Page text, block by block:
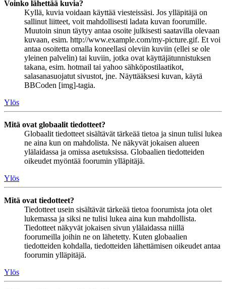
Voinko lähettää kuvia?
Kyllä, kuvia voidaan käyttää viesteissäsi. Jos ylläpitäjä on
sallinut liitteet, voit mahdollisesti ladata kuvan foorumille.
Muutoin sinun täytyy antaa osoite julkisesti saatavilla olevaan
kuvaan, esim. http://www.example.com/my-picture.gif. Et voi
antaa osoitetta omalla koneellasi oleviin kuviin (ellei se ole
yleinen palvelin) tai kuviin, jotka ovat käyttäjätunnistuksen
takana, esim. hotmail tai yahoo sähköpostilaatikot,
salasanasuojatut sivustot, jne. Näyttääksesi kuvan, käytä
BBCoden [img]-tagia.
Ylös
Mitä ovat globaalit tiedotteet?
Globaalit tiedotteet sisältävät tärkeää tietoa ja sinun tulisi lukea
ne aina kun on mahdolista. Ne näkyvät jokaisen alueen
ylälaidassa ja omissa asetuksissa. Globaalien tiedotteiden
oikeudet myöntää foorumin ylläpitäjä.
Ylös
Mitä ovat tiedotteet?
Tiedotteet usein sisältävät tärkeää tietoa foorumista jota olet
lukemassa ja siksi ne tulisi lukea aina kun mahdollista.
Tiedotteet näkyvät jokaisen sivun ylälaidassa niillä
foorumeilla joihin ne on lähetetty. Kuten globaalien
tiedotteiden kohdalla, tiedotteiden lähettämisen oikeudet antaa
foorumin ylläpitäjä.
Ylös